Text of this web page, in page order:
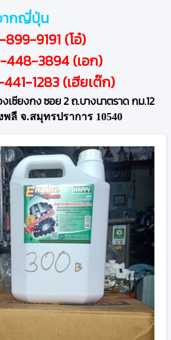
ากญี่ปุ่น
9191 (โอ๋)
3894 (เอก)
1283 (เฮียเต๊ก)
เซียงกง ซอย 2 ถ.บางนาตราด กม.12
ลี จ.สมุทรปราการ 10540